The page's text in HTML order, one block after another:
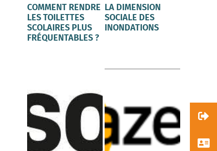
COMMENT RENDRE
LES TOILETTES
SCOLAIRES PLUS
FRÉQUENTABLES ?
LA DIMENSION
SOCIALE DES
INONDATIONS